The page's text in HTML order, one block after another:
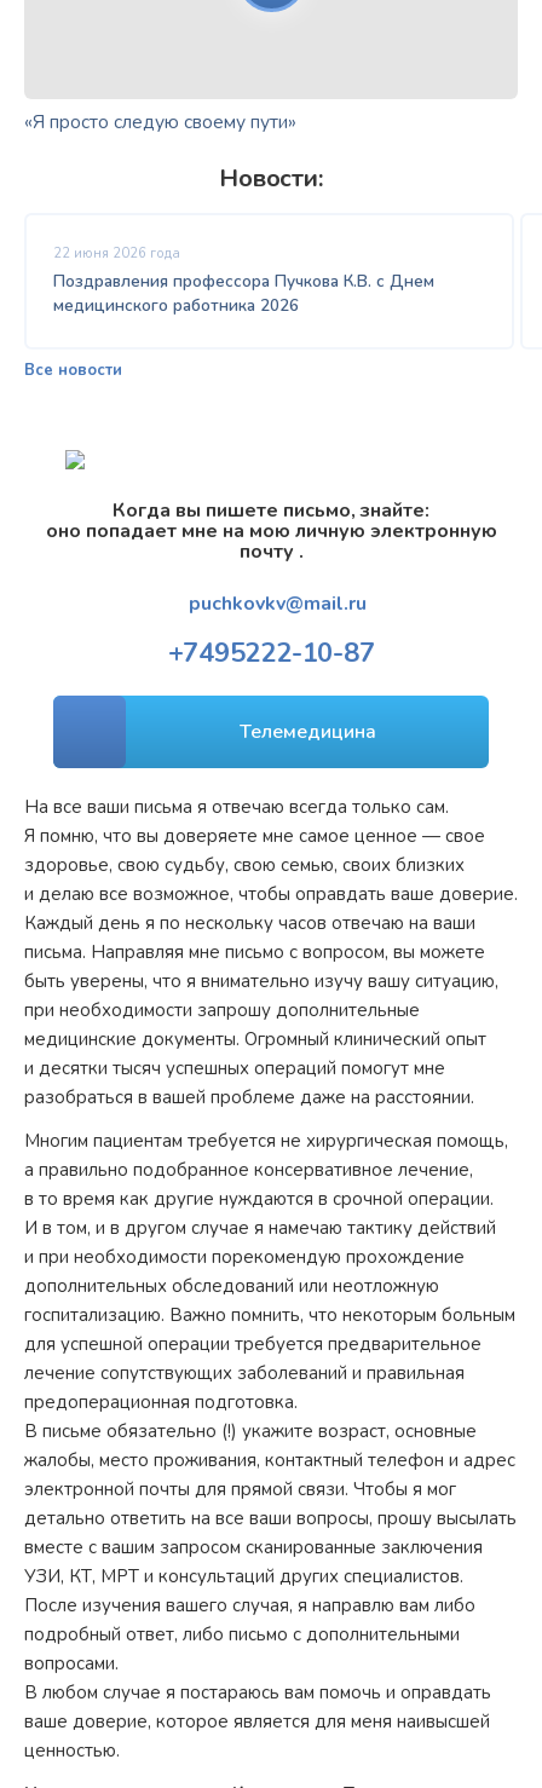
«Я просто следую своему пути»
Новости:
22 июня 2026 года
Поздравления профессора Пучкова К.В. с Днем
медицинского работника 2026
Все новости
Когда вы пишете письмо, знайте:
оно попадает мне на мою личную электронную
почту .
puchkovkv@mail.ru
+7495222-10-87
Телемедицина
На все ваши письма я отвечаю всегда только сам.
Я помню, что вы доверяете мне самое ценное — свое
здоровье, свою судьбу, свою семью, своих близких
и делаю все возможное, чтобы оправдать ваше доверие.
Каждый день я по нескольку часов отвечаю на ваши
письма. Направляя мне письмо с вопросом, вы можете
быть уверены, что я внимательно изучу вашу ситуацию,
при необходимости запрошу дополнительные
медицинские документы. Огромный клинический опыт
и десятки тысяч успешных операций помогут мне
разобраться в вашей проблеме даже на расстоянии.
Многим пациентам требуется не хирургическая помощь,
а правильно подобранное консервативное лечение,
в то время как другие нуждаются в срочной операции.
И в том, и в другом случае я намечаю тактику действий
и при необходимости порекомендую прохождение
дополнительных обследований или неотложную
госпитализацию. Важно помнить, что некоторым больным
для успешной операции требуется предварительное
лечение сопутствующих заболеваний и правильная
предоперационная подготовка.
В письме обязательно (!) укажите возраст, основные
жалобы, место проживания, контактный телефон и адрес
электронной почты для прямой связи. Чтобы я мог
детально ответить на все ваши вопросы, прошу высылать
вместе с вашим запросом сканированные заключения
УЗИ, КТ, МРТ и консультаций других специалистов.
После изучения вашего случая, я направлю вам либо
подробный ответ, либо письмо с дополнительными
вопросами.
В любом случае я постараюсь вам помочь и оправдать
ваше доверие, которое является для меня наивысшей
ценностью.